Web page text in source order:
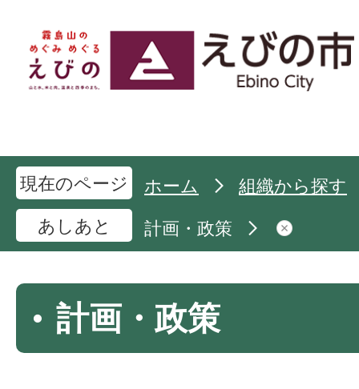
現在のページ ホーム
組織から探す
あしあと
計画・政策
計画・政策